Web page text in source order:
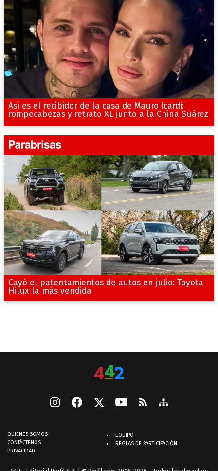
Así es el recibidor de la casa de Mauro Icardi:
rompecabezas y retrato XL junto a la China Suárez
Cayó el patentamientos de autos en julio: Toyota
Hilux la más vendida
QUIENES SOMOS
CONTÁCTENOS
PRIVACIDAD
EQUIPO
REGLAS DE PARTICIPACIÓN